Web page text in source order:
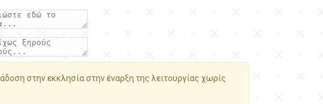
στην εκκλησία στην έναρξη της λειτουργίας χωρίς